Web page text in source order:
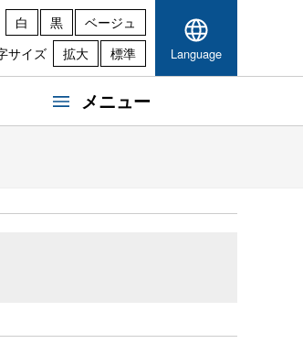
白 黒
ベージュ
サイズ
拡大 標準 Language
メニュー